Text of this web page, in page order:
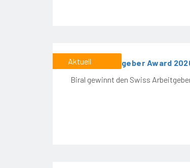
Swiss Arbeitgeber Award
Biral gewinnt den Swiss
Aktuell